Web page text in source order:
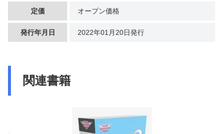
定価 オープン価格
発行年月日 2022年01月20日発行
関連書籍